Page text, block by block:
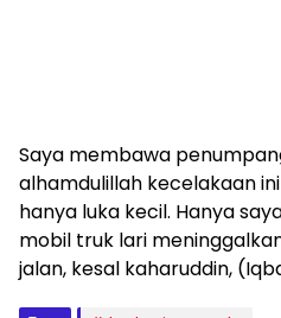
Saya membawa
alhamdulillah kecelakaan
hanya luka kecil. Hanya
mobil truk lari
jalan, kesal kaharuddin,